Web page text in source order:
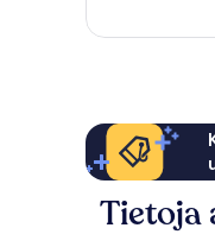
Tietoja